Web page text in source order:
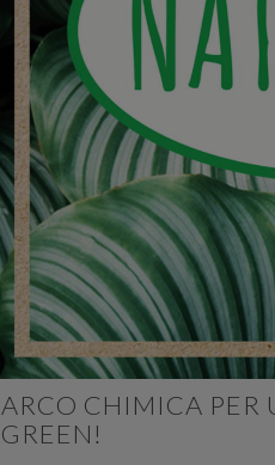
ARCO CHIMICA PER
GREEN!